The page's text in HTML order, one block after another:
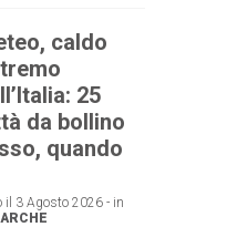
caldo
25
da bollino
quando
il 3 Agosto 2026 - in